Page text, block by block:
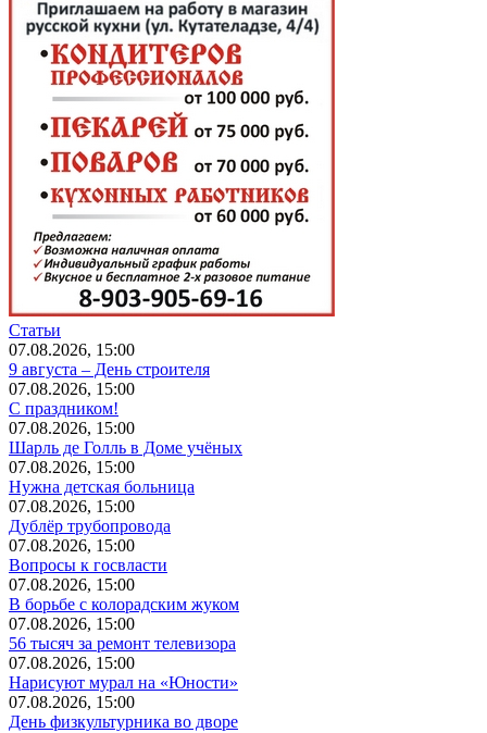
Статьи
07.08.2026, 15:00
9 августа – День строителя
07.08.2026, 15:00
С праздником!
07.08.2026, 15:00
Шарль де Голль в Доме учёных
07.08.2026, 15:00
Нужна детская больница
07.08.2026, 15:00
Дублёр трубопровода
07.08.2026, 15:00
Вопросы к госвласти
07.08.2026, 15:00
В борьбе с колорадским жуком
07.08.2026, 15:00
56 тысяч за ремонт телевизора
07.08.2026, 15:00
Нарисуют мурал на «Юности»
07.08.2026, 15:00
День физкультурника во дворе